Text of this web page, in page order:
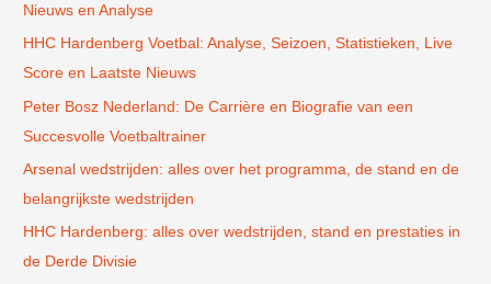
a
r
:
Nieuws en Analyse
HHC Hardenberg Voetbal: Analyse, Seizoen, Statistieken, Live
Score en Laatste Nieuws
Peter Bosz Nederland: De Carrière en Biografie van een
Succesvolle Voetbaltrainer
Arsenal wedstrijden: alles over het programma, de stand en de
belangrijkste wedstrijden
HHC Hardenberg: alles over wedstrijden, stand en prestaties in
de Derde Divisie